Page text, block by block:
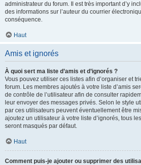
administrateur du forum. Il est très important d’y
des informations sur l’auteur du courrier
conséquence.
Haut
Amis et ignorés
À quoi sert ma liste d’amis et d’ignorés ?
Vous pouvez utiliser ces listes afin d’organiser et
forum. Les membres ajoutés à votre liste d’amis
de contrôle de l’utilisateur afin de consulter
leur envoyer des messages privés. Selon le style
par ces utilisateurs peuvent éventuellement être
ajoutez un utilisateur à votre liste d’ignorés, tous
seront masqués par défaut.
Haut
Comment puis-je ajouter ou supprimer des